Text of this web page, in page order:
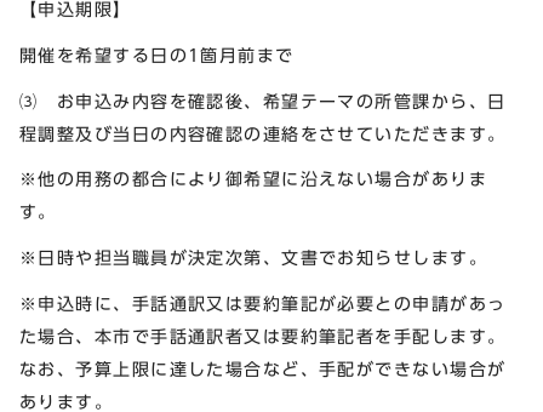
【申込期限】
開催を希望する日の1箇月前まで
⑶ お申込み内容を確認後、希望テーマの所管課から、日
程調整及び当日の内容確認の連絡をさせていただきます。
※他の用務の都合により御希望に沿えない場合がありま
す。
※日時や担当職員が決定次第、文書でお知らせします。
※申込時に、手話通訳又は要約筆記が必要との申請があっ
た場合、本市で手話通訳者又は要約筆記者を手配します。
なお、予算上限に達した場合など、手配ができない場合が
あります。